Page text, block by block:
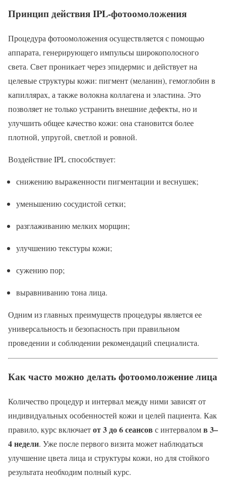
Принцип действия IPL-фотоомоложения
Процедура фотоомоложения осуществляется с помощью
аппарата, генерирующего импульсы широкополосного
света. Свет проникает через эпидермис и действует на
целевые структуры кожи: пигмент (меланин), гемоглобин в
капиллярах, а также волокна коллагена и эластина. Это
позволяет не только устранить внешние дефекты, но и
улучшить общее качество кожи: она становится более
плотной, упругой, светлой и ровной.
Воздействие IPL способствует:
снижению выраженности пигментации и веснушек;
уменьшению сосудистой сетки;
разглаживанию мелких морщин;
улучшению текстуры кожи;
сужению пор;
выравниванию тона лица.
Одним из главных преимуществ процедуры является ее
универсальность и безопасность при правильном
проведении и соблюдении рекомендаций специалиста.
Как часто можно делать фотоомоложение лица
Количество процедур и интервал между ними зависят от
индивидуальных особенностей кожи и целей пациента. Как
правило, курс включаетот 3 до 6 сеансов с интерваломв 3–
4 недели. Уже после первого визита может наблюдаться
улучшение цвета лица и структуры кожи, но для стойкого
результата необходим полный курс.